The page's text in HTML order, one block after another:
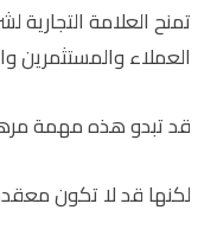
تمنح العلامة
العملاء
قد تبدو هذه مهمة
لكنها قد لا تكون